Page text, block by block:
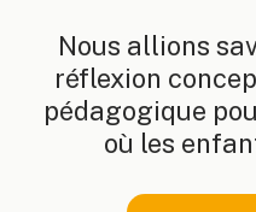
Nous allions
réflexion
pédagogique
où les